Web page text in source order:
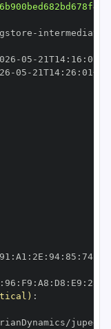
-
-05 - 21T14: 16 :
-05 - 21T14: 26 : 01+00
91 : A1 : 2E : 94: 85 : 74:
: 96 : F9 : A8 : D8 : E9 : 28
: